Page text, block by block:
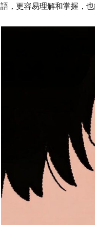
語，更容易理解和掌握，